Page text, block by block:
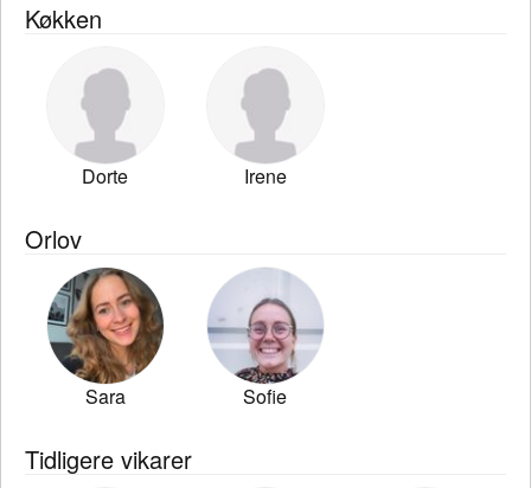
Køkken
Dorte Irene
Orlov
Sara Sofie
Tidligere vikarer